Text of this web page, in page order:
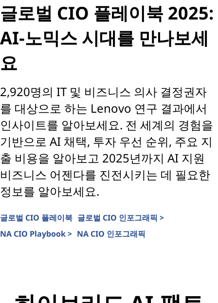
글로벌 CIO 플레이북 2025:
AI-노믹스 시대를 만나보세
요
2,920명의 IT 및 비즈니스 의사 결정권자
를 대상으로 하는 Lenovo 연구 결과에서
인사이트를 알아보세요. 전 세계의 경험을
기반으로 AI 채택, 투자 우선 순위, 주요 지
출 비용을 알아보고 2025년까지 AI 지원
비즈니스 어젠다를 진전시키는 데 필요한
정보를 알아보세요.
글로벌 CIO 플레이북 글로벌 CIO 인포그래픽 >
NA CIO Playbook > NA CIO 인포그래픽